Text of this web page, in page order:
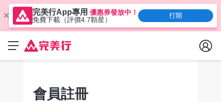
完美行App專用 優惠券發放中！
免費下載（評價4.7顆星）
打開
會員註冊